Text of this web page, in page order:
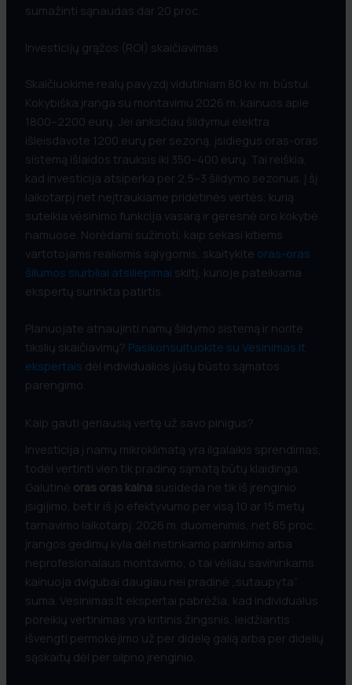
sumažinti sąnaudas dar 20 proc.
Investicijų grąžos (ROI) skaičiavimas
Skaičiuokime realų pavyzdį vidutiniam 80 kv. m. būstui.
Kokybiška įranga su montavimu 2026 m. kainuos apie
1800–2200 eurų. Jei anksčiau šildymui elektra
išleisdavote 1200 eurų per sezoną, įsidiegus oras-oras
sistemą išlaidos trauksis iki 350–400 eurų. Tai reiškia,
kad investicija atsiperka per 2,5–3 šildymo sezonus. Į šį
laikotarpį net neįtraukiame pridėtinės vertės, kurią
suteikia vėsinimo funkcija vasarą ir geresnė oro kokybė
namuose. Norėdami sužinoti, kaip sekasi kitiems
vartotojams realiomis sąlygomis, skaitykite oras-oras
šilumos siurbliai atsiliepimai skiltį, kurioje pateikiama
ekspertų surinkta patirtis.
Planuojate atnaujinti namų šildymo sistemą ir norite
tikslių skaičiavimų? Pasikonsultuokite su Vesinimas.lt
ekspertais dėl individualios jūsų būsto sąmatos
parengimo.
Kaip gauti geriausią vertę už savo pinigus?
Investicija į namų mikroklimatą yra ilgalaikis sprendimas,
todėl vertinti vien tik pradinę sąmatą būtų klaidinga.
Galutinė oras oras kaina susideda ne tik iš įrenginio
įsigijimo, bet ir iš jo efektyvumo per visą 10 ar 15 metų
tarnavimo laikotarpį. 2026 m. duomenimis, net 85 proc.
įrangos gedimų kyla dėl netinkamo parinkimo arba
neprofesionalaus montavimo, o tai vėliau savininkams
kainuoja dvigubai daugiau nei pradinė „sutaupyta“
suma. Vesinimas.lt ekspertai pabrėžia, kad individualus
poreikių vertinimas yra kritinis žingsnis, leidžiantis
išvengti permokėjimo už per didelę galią arba per didelių
sąskaitų dėl per silpno įrenginio.